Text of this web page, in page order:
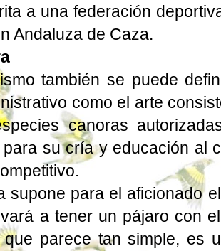
a una federación
Andaluza de Caza.
también se puede
como el arte
canoras
su cría y educación al
supone para el aficionado
a tener un pájaro con
que parece tan simple, es